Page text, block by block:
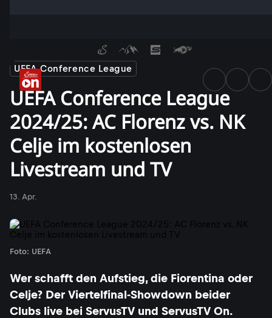
UEFA Conference League
UEFA Conference League
2024/25: AC Florenz vs. NK
Celje im kostenlosen
Livestream und TV
13. Apr.
Foto: UEFA
Wer schafft den Aufstieg, die Fiorentina oder
Celje? Der Viertelfinal-Showdown beider
Clubs live bei ServusTV und ServusTV On.